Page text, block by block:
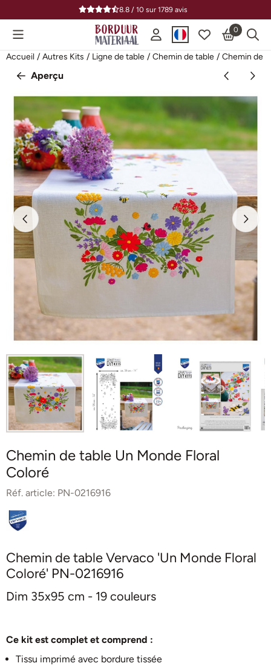
Préférences de cookies disponibles. Choisissez les
8.8 / 10 sur1789 avis
0
Accueil / Autres Kits / Ligne de table / Chemin de table / Chemin de
Aperçu
Chemin de table Un Monde Floral
Coloré
Réf. article: PN-0216916
Chemin de table Vervaco 'Un Monde Floral
Coloré' PN-0216916
Dim 35x95 cm - 19 couleurs
Ce kit est complet et comprend :
Tissu imprimé avec bordure tissée